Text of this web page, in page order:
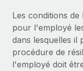
Les conditions
pour l'employé
dans lesquelles il
procédure de
l'employé doit